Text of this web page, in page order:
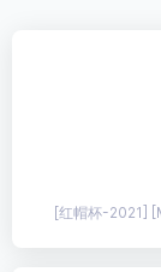
[红帽杯-2021]